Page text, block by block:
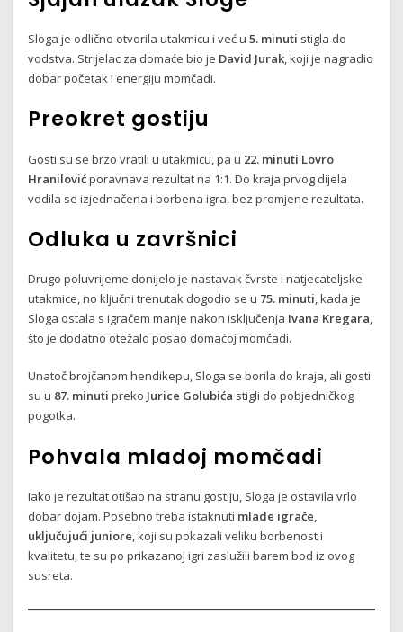
Sloga je odlično otvorila utakmicu i već u5. minuti stigla do
vodstva. Strijelac za domaće bio je David Jurak, koji je nagradio
dobar početak i energiju momčadi.
Preokret gostiju
Gosti su se brzo vratili u utakmicu, pa u 22. minuti Lovro
Hranilovićporavnava rezultat na 1:1. Do kraja prvog dijela
vodila se izjednačena i borbena igra, bez promjene rezultata.
Odluka u završnici
Drugo poluvrijeme donijelo je nastavak čvrste i natjecateljske
utakmice, no ključni trenutak dogodio se u 75. minuti, kada je
Sloga ostala s igračem manje nakon isključenja Ivana Kregara,
što je dodatno otežalo posao domaćoj momčadi.
Unatoč brojčanom hendikepu, Sloga se borila do kraja, ali gosti
su u 87. minuti preko Jurice Golubića stigli do pobjedničkog
pogotka.
Pohvala mladoj momčadi
Iako je rezultat otišao na stranu gostiju, Sloga je ostavila vrlo
dobar dojam. Posebno treba istaknuti mlade igrače,
uključujući juniore, koji su pokazali veliku borbenost i
kvalitetu, te su po prikazanoj igri zaslužili barem bod iz ovog
susreta.